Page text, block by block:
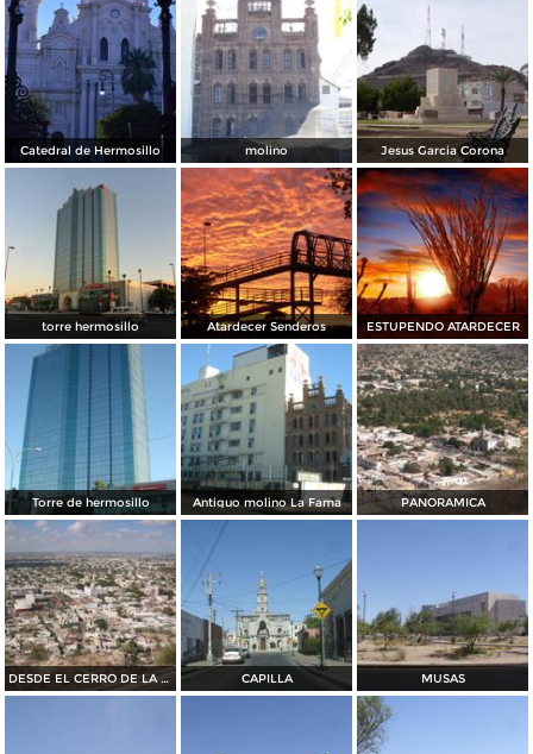
Catedral de Hermosillo molino Jesus Garcia Corona
torre hermosillo Atardecer Senderos ESTUPENDO ATARDECER
Torre de hermosillo Antiguo molino La Fama PANORAMICA
DESDE EL CERRO DE LA CAMPANA CAPILLA MUSAS